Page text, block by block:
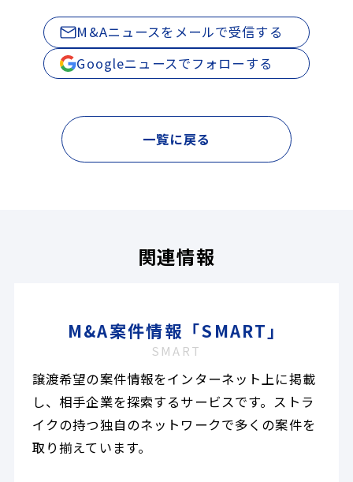
M&Aニュースをメールで受信する
Googleニュースでフォローする
一覧に戻る
関連情報
M&A案件情報「SMART」
SMART
譲渡希望の案件情報をインターネット上に掲載
し、相手企業を探索するサービスです。ストラ
イクの持つ独自のネットワークで多くの案件を
取り揃えています。